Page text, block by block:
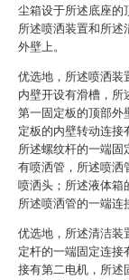
尘箱设于所述底座的
所述喷洒装置和所述
外壁上。
优选地，所述喷洒装
内壁开设有滑槽，所
第一固定板的顶部外
定板的内壁转动连接
所述螺纹杆的一端固
有喷洒管，所述喷洒
喷洒头；所述液体箱
所述喷洒管的一端连
优选地，所述清洁装
定杆的一端固定连接
接有第二电机，所述